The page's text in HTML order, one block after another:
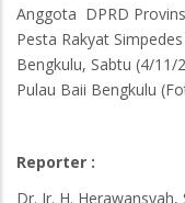
Anggota DPRD
Pesta Rakyat
Bengkulu, Sabtu (4/11/
Pulau Baii Bengkulu
Reporter :
Dr. Ir. H.